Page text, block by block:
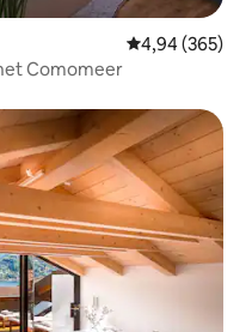
Gemiddelde
4,94 (365)
Comomeer